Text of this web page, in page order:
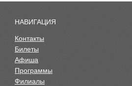
НАВИГАЦИЯ
Контакты
Билеты
Афиша
Программы
Филиалы